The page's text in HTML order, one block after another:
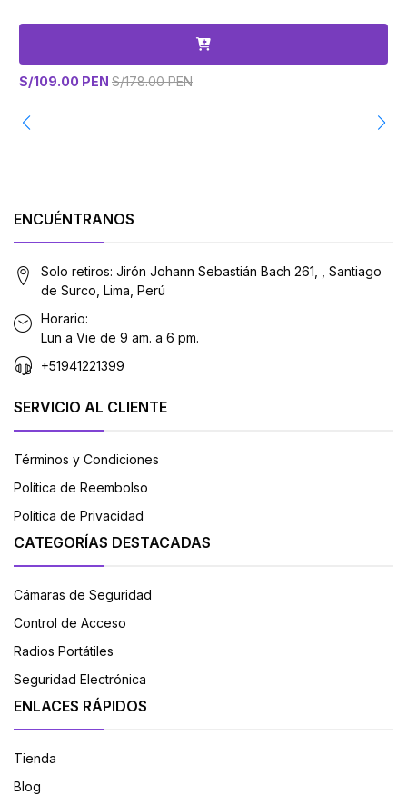
S/109.00 PEN S/178.00 PEN
ENCUÉNTRANOS
Solo retiros: Jirón Johann Sebastián Bach 261, , Santiago
de Surco, Lima, Perú
Horario:
Lun a Vie de 9 am. a 6 pm.
+51941221399
SERVICIO AL CLIENTE
Términos y Condiciones
Política de Reembolso
Política de Privacidad
CATEGORÍAS DESTACADAS
Cámaras de Seguridad
Control de Acceso
Radios Portátiles
Seguridad Electrónica
ENLACES RÁPIDOS
Tienda
Blog